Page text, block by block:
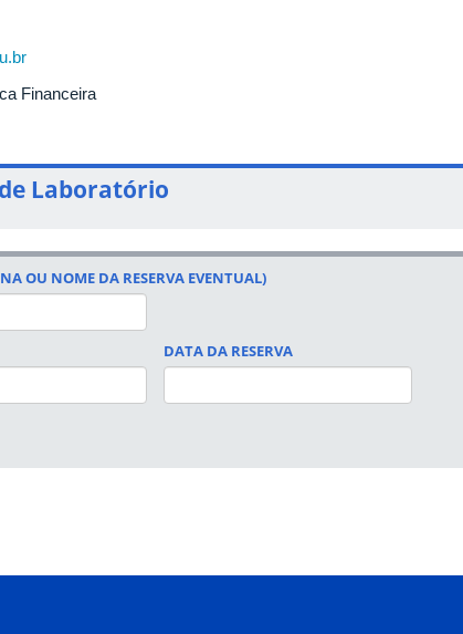
Financeira
Laboratório
OU NOME DA RESERVA EVENTUAL)
DATA DA RESERVA